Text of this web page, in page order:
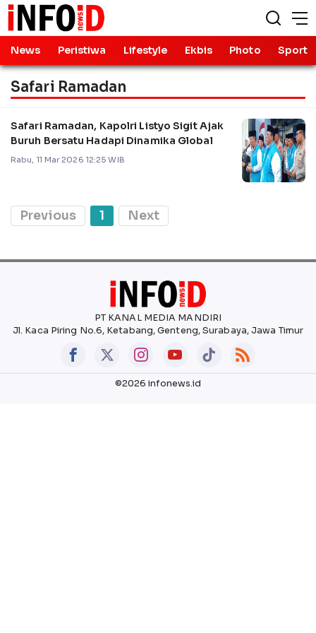
News Peristiwa Lifestyle Ekbis Photo Sport
Safari Ramadan
Safari Ramadan, Kapolri Listyo Sigit Ajak
Buruh Bersatu Hadapi Dinamika Global
Rabu, 11 Mar 2026 12:25 WIB
Previous 1 Next
PT KANAL MEDIA MANDIRI
Jl. Kaca Piring No.6, Ketabang, Genteng, Surabaya, Jawa Timur
©2026 infonews.id